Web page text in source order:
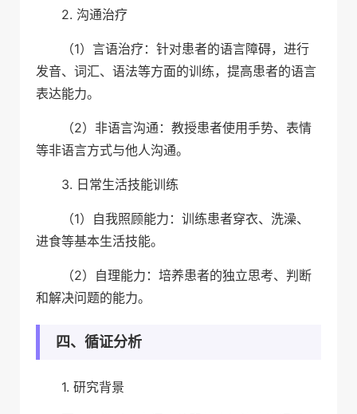
2. 沟通治疗
（1）言语治疗：针对患者的语言障碍，进行
发音、词汇、语法等方面的训练，提高患者的语言
表达能力。
（2）非语言沟通：教授患者使用手势、表情
等非语言方式与他人沟通。
3. 日常生活技能训练
（1）自我照顾能力：训练患者穿衣、洗澡、
进食等基本生活技能。
（2）自理能力：培养患者的独立思考、判断
和解决问题的能力。
四、循证分析
1. 研究背景